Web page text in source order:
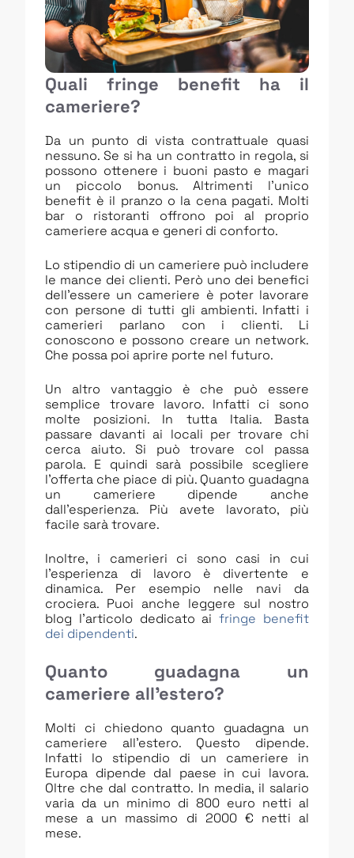
Quali fringe benefit ha il
cameriere?
Da un punto di vista contrattuale quasi
nessuno. Se si ha un contratto in regola, si
possono ottenere i buoni pasto e magari
un piccolo bonus. Altrimenti l’unico
benefit è il pranzo o la cena pagati. Molti
bar o ristoranti offrono poi al proprio
cameriere acqua e generi di conforto.
Lo stipendio di un cameriere può includere
le mance dei clienti. Però uno dei benefici
dell’essere un cameriere è poter lavorare
con persone di tutti gli ambienti. Infatti i
camerieri parlano con i clienti. Li
conoscono e possono creare un network.
Che possa poi aprire porte nel futuro.
Un altro vantaggio è che può essere
semplice trovare lavoro. Infatti ci sono
molte posizioni. In tutta Italia. Basta
passare davanti ai locali per trovare chi
cerca aiuto. Si può trovare col passa
parola. E quindi sarà possibile scegliere
l’offerta che piace di più. Quanto guadagna
un cameriere dipende anche
dall’esperienza. Più avete lavorato, più
facile sarà trovare.
Inoltre, i camerieri ci sono casi in cui
l’esperienza di lavoro è divertente e
dinamica. Per esempio nelle navi da
crociera. Puoi anche leggere sul nostro
blog l’articolo dedicato ai fringe benefit
dei dipendenti.
Quanto guadagna un
cameriere all’estero?
Molti ci chiedono quanto guadagna un
cameriere all’estero. Questo dipende.
Infatti lo stipendio di un cameriere in
Europa dipende dal paese in cui lavora.
Oltre che dal contratto. In media, il salario
varia da un minimo di 800 euro netti al
mese a un massimo di 2000 € netti al
mese.